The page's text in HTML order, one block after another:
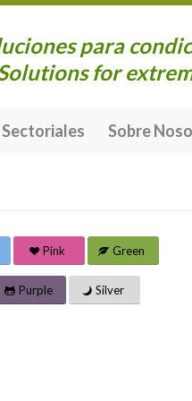
para
for
Sobre
Pink Green
Purple Silver